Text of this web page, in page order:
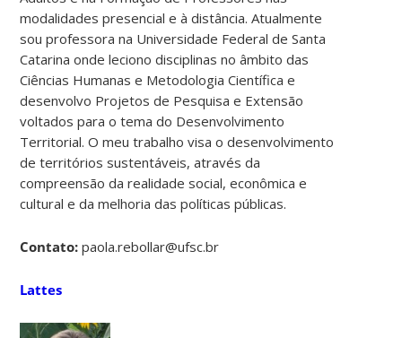
modalidades presencial e à distância. Atualmente
sou professora na Universidade Federal de Santa
Catarina onde leciono disciplinas no âmbito das
Ciências Humanas e Metodologia Científica e
desenvolvo Projetos de Pesquisa e Extensão
voltados para o tema do Desenvolvimento
Territorial. O meu trabalho visa o desenvolvimento
de territórios sustentáveis, através da
compreensão da realidade social, econômica e
cultural e da melhoria das políticas públicas.
Contato: paola.rebollar@ufsc.br
Lattes